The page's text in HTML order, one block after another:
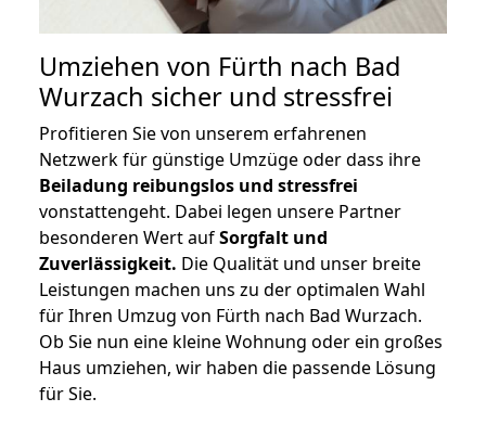
Umziehen von Fürth nach Bad
Wurzach sicher und stressfrei
Profitieren Sie von unserem erfahrenen
Netzwerk für günstige Umzüge oder dass ihre
Beiladung reibungslos und stressfrei
vonstattengeht. Dabei legen unsere Partner
besonderen Wert aufSorgfalt und
Zuverlässigkeit. Die Qualität und unser breite
Leistungen machen uns zu der optimalen Wahl
für Ihren Umzug von Fürth nach Bad Wurzach.
Ob Sie nun eine kleine Wohnung oder ein großes
Haus umziehen, wir haben die passende Lösung
für Sie.